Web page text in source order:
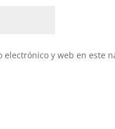
y web en este